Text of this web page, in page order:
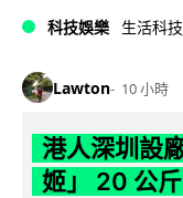
科技娛樂 生活科技
Lawton 10 小時
港人深圳設
姬」 20 公